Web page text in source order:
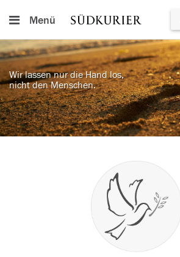
Menü
Wir lassen nur die Hand los,
nicht den Menschen.